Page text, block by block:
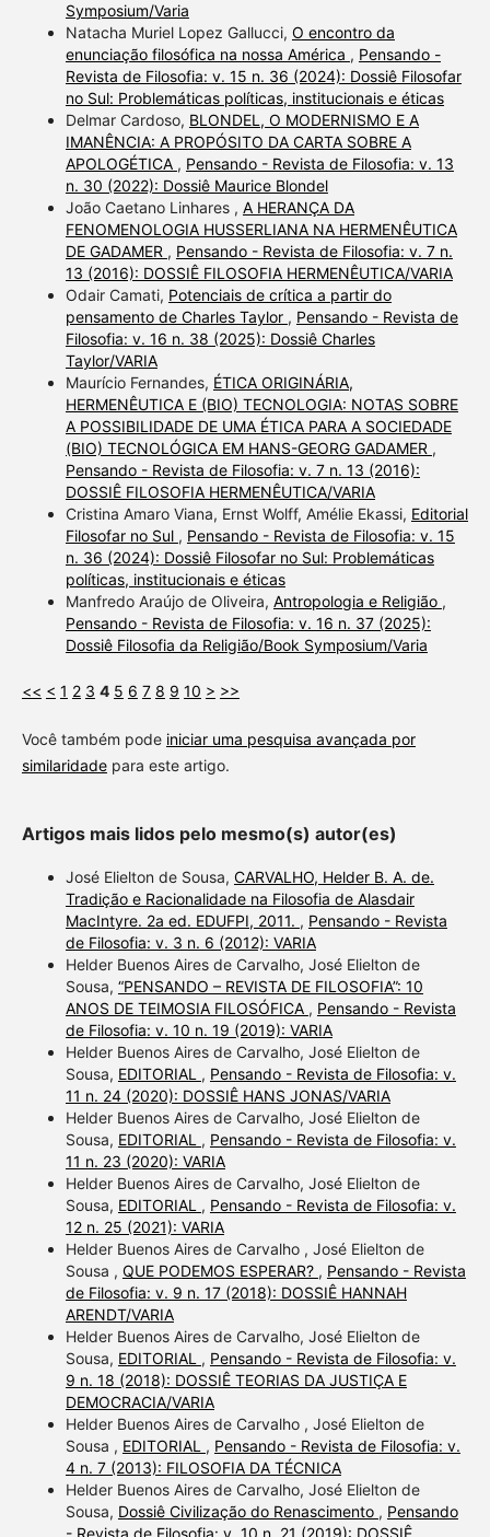
Symposium/Varia
Natacha Muriel Lopez Gallucci, O encontro da
enunciação filosófica na nossa América , Pensando -
Revista de Filosofia: v. 15 n. 36 (2024): Dossiê Filosofar
no Sul: Problemáticas políticas, institucionais e éticas
Delmar Cardoso, BLONDEL, O MODERNISMO E A
IMANÊNCIA: A PROPÓSITO DA CARTA SOBRE A
APOLOGÉTICA , Pensando - Revista de Filosofia: v. 13
n. 30 (2022): Dossiê Maurice Blondel
João Caetano Linhares , A HERANÇA DA
FENOMENOLOGIA HUSSERLIANA NA HERMENÊUTICA
DE GADAMER , Pensando - Revista de Filosofia: v. 7 n.
13 (2016): DOSSIÊ FILOSOFIA HERMENÊUTICA/VARIA
Odair Camati, Potenciais de crítica a partir do
pensamento de Charles Taylor , Pensando - Revista de
Filosofia: v. 16 n. 38 (2025): Dossiê Charles
Taylor/VARIA
Maurício Fernandes, ÉTICA ORIGINÁRIA,
HERMENÊUTICA E (BIO) TECNOLOGIA: NOTAS SOBRE
A POSSIBILIDADE DE UMA ÉTICA PARA A SOCIEDADE
(BIO) TECNOLÓGICA EM HANS-GEORG GADAMER ,
Pensando - Revista de Filosofia: v. 7 n. 13 (2016):
DOSSIÊ FILOSOFIA HERMENÊUTICA/VARIA
Cristina Amaro Viana, Ernst Wolff, Amélie Ekassi, Editorial
Filosofar no Sul , Pensando - Revista de Filosofia: v. 15
n. 36 (2024): Dossiê Filosofar no Sul: Problemáticas
políticas, institucionais e éticas
Manfredo Araújo de Oliveira, Antropologia e Religião ,
Pensando - Revista de Filosofia: v. 16 n. 37 (2025):
Dossiê Filosofia da Religião/Book Symposium/Varia
<< < 1 2 3 4 5 6 7 8 9 10 > >>
Você também pode iniciar uma pesquisa avançada por
similaridadepara este artigo.
Artigos mais lidos pelo mesmo(s) autor(es)
José Elielton de Sousa, CARVALHO, Helder B. A. de.
Tradição e Racionalidade na Filosofia de Alasdair
MacIntyre. 2a ed. EDUFPI, 2011. , Pensando - Revista
de Filosofia: v. 3 n. 6 (2012): VARIA
Helder Buenos Aires de Carvalho, José Elielton de
Sousa, “PENSANDO – REVISTA DE FILOSOFIA”: 10
ANOS DE TEIMOSIA FILOSÓFICA , Pensando - Revista
de Filosofia: v. 10 n. 19 (2019): VARIA
Helder Buenos Aires de Carvalho, José Elielton de
Sousa, EDITORIAL , Pensando - Revista de Filosofia: v.
11 n. 24 (2020): DOSSIÊ HANS JONAS/VARIA
Helder Buenos Aires de Carvalho, José Elielton de
Sousa, EDITORIAL , Pensando - Revista de Filosofia: v.
11 n. 23 (2020): VARIA
Helder Buenos Aires de Carvalho, José Elielton de
Sousa, EDITORIAL , Pensando - Revista de Filosofia: v.
12 n. 25 (2021): VARIA
Helder Buenos Aires de Carvalho , José Elielton de
Sousa , QUE PODEMOS ESPERAR? , Pensando - Revista
de Filosofia: v. 9 n. 17 (2018): DOSSIÊ HANNAH
ARENDT/VARIA
Helder Buenos Aires de Carvalho, José Elielton de
Sousa, EDITORIAL , Pensando - Revista de Filosofia: v.
9 n. 18 (2018): DOSSIÊ TEORIAS DA JUSTIÇA E
DEMOCRACIA/VARIA
Helder Buenos Aires de Carvalho , José Elielton de
Sousa , EDITORIAL , Pensando - Revista de Filosofia: v.
4 n. 7 (2013): FILOSOFIA DA TÉCNICA
Helder Buenos Aires de Carvalho, José Elielton de
Sousa, Dossiê Civilização do Renascimento , Pensando